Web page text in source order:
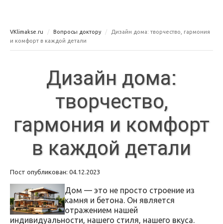
VKlimakse.ru Вопросы доктору
Дизайн дома: творчество, гармония
и комфорт в каждой детали
Дизайн дома:
творчество,
гармония и комфорт
в каждой детали
Пост опубликован: 04.12.2023
Дом — это не просто строение из
камня и бетона. Он является
отражением нашей
индивидуальности, нашего стиля, нашего вкуса.